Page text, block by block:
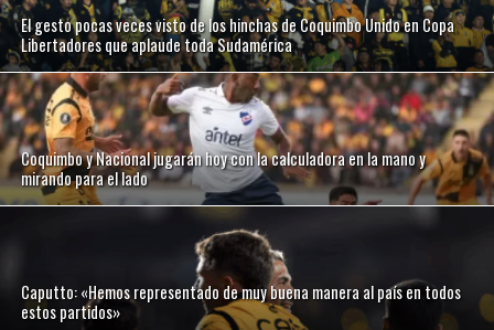
El gesto pocas veces visto de los hinchas de Coquimbo Unido en Copa
Libertadores que aplaude toda Sudamérica
Coquimbo y Nacional jugarán hoy con la calculadora en la mano y
mirando para el lado
Caputto: «Hemos representado de muy buena manera al país en todos
estos partidos»